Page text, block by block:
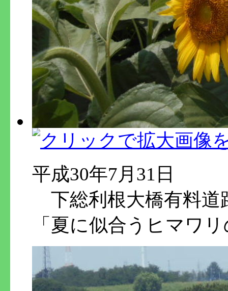
平成30年7月31日
下総利根大橋有料道
「夏に似合うヒマワ